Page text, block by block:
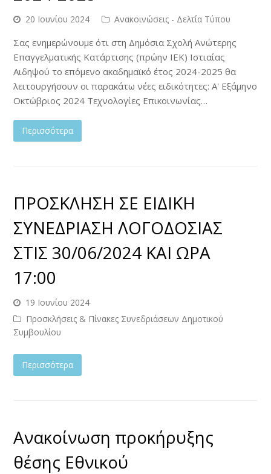
20 Ιουνίου 2024 Ανακοινώσεις - Δελτία Τύπου
Σας ενημερώνουμε ότι στη Δημόσια Σχολή Ανώτερης
Επαγγελματικής Κατάρτισης (πρώην ΙΕΚ) Ιστιαίας
Αιδηψού το επόμενο ακαδημαϊκό έτος 2024-2025 θα
λειτουργήσουν οι παρακάτω νέες ειδικότητες: Α' Εξάμηνο
Οκτώβριος 2024 Τεχνολογίες Επικοινωνίας…
Περισσότερα
ΠΡΟΣΚΛΗΣΗ ΣΕ ΕΙΔΙΚΗ
ΣΥΝΕΔΡΙΑΣΗ ΛΟΓΟΔΟΣΙΑΣ
ΣΤΙΣ 30/06/2024 ΚΑΙ ΩΡΑ
17:00
19 Ιουνίου 2024
Προσκλήσεις & Πίνακες Συνεδριάσεων Δημοτικού
Συμβουλίου
Περισσότερα
Ανακοίνωση προκήρυξης
θέσης Εθνικού